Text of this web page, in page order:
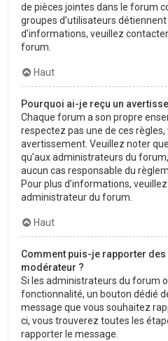
de pièces jointes dans le forum
groupes d’utilisateurs
d’informations, veuillez
forum.
Haut
Pourquoi ai-je reçu un
Chaque forum a son propre
respectez pas une de ces
avertissement. Veuillez noter
qu’aux administrateurs du
aucun cas responsable du
Pour plus d’informations,
administrateur du forum.
Haut
Comment puis-je rapporter des
modérateur ?
Si les administrateurs du forum
fonctionnalité, un bouton dédié
message que vous souhaitez
ci, vous trouverez toutes les
rapporter le message.